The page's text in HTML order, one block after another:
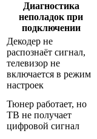
Диагностика
неполадок при
подключении
Декодер не
распознаёт сигнал,
телевизор не
включается в режим
настроек
Тюнер работает, но
ТВ не получает
цифровой сигнал